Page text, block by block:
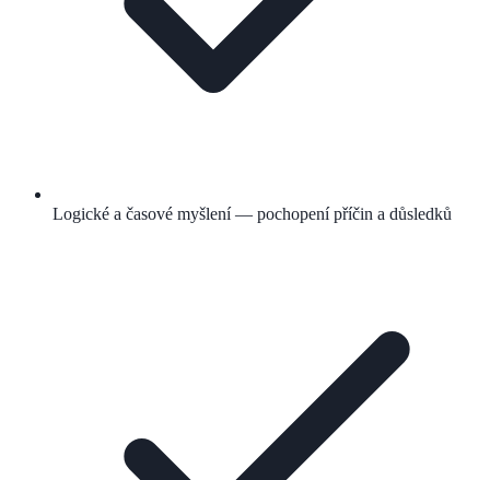
Logické a časové myšlení — pochopení příčin a důsledků